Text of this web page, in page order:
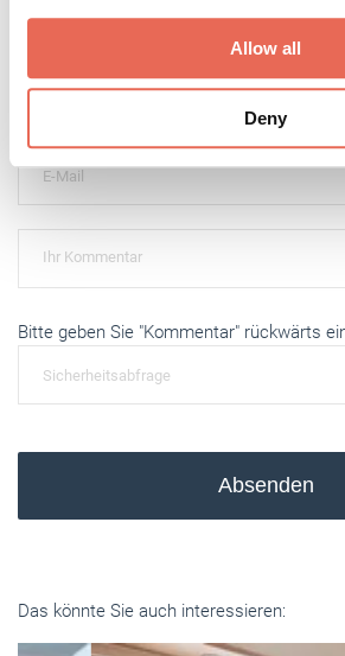
provided to them or that they’ve
Weitere Informationen:Impressum
Allow all
Deny
Kommentar schreiben
Bitte geben Sie "Kommentar" rückwärts
Absenden
Das könnte Sie auch interessieren: